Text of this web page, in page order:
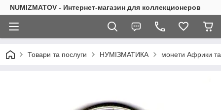
NUMIZMATOV - Интернет-магазин для коллекционеров
Товари та послуги НУМІЗМАТИКА монети Африки та